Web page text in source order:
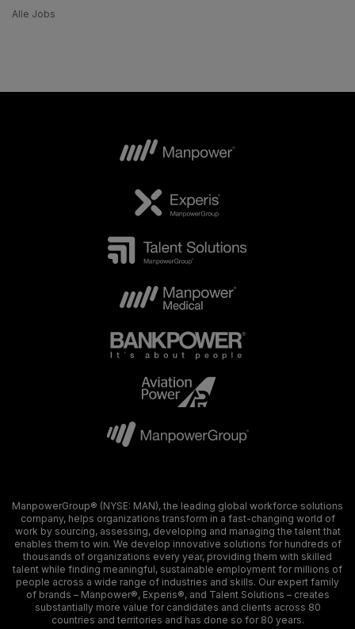
Alle Jobs
ManpowerGroup® (NYSE: MAN), the leading global workforce solutions
company, helps organizations transform in a fast-changing world of
work by sourcing, assessing, developing and managing the talent that
enables them to win. We develop innovative solutions for hundreds of
thousands of organizations every year, providing them with skilled
talent while finding meaningful, sustainable employment for millions of
people across a wide range of industries and skills. Our expert family
of brands – Manpower®, Experis®, and Talent Solutions – creates
substantially more value for candidates and clients across 80
countries and territories and has done so for 80 years.